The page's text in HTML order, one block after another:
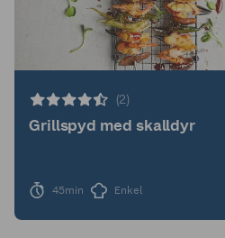
(2)
Grillspyd med skalldyr
45min Enkel